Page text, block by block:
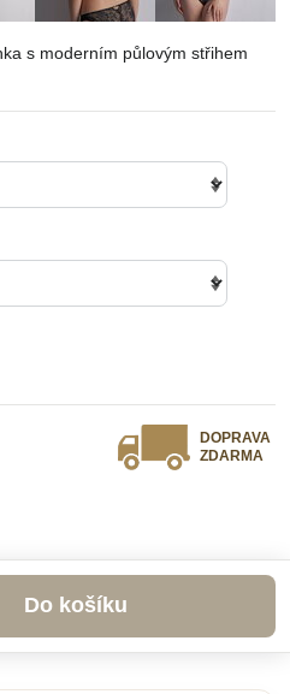
s moderním půlovým střihem
DOPRAVA
ZDARMA
Do košíku